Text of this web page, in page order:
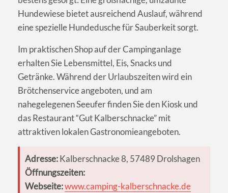
Hundewiese bietet ausreichend Auslauf, während
eine spezielle Hundedusche für Sauberkeit sorgt.
Im praktischen Shop auf der Campinganlage
erhalten Sie Lebensmittel, Eis, Snacks und
Getränke. Während der Urlaubszeiten wird ein
Brötchenservice angeboten, und am
nahegelegenen Seeufer finden Sie den Kiosk und
das Restaurant “Gut Kalberschnacke” mit
attraktiven lokalen Gastronomieangeboten.
Adresse:Kalberschnacke 8, 57489 Drolshagen
Öffnungszeiten:
Webseite:www.camping-kalberschnacke.de